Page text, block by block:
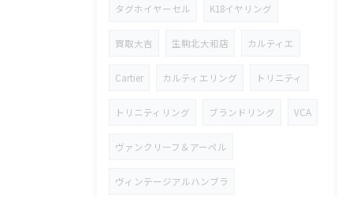
タグホイヤーセル K18イヤリング
買取大吉 生駒北大和店 カルティエ
Cartier カルティエリング トリニティ
トリニティリング ブランドリング VCA
ヴァンクリーフ＆アーペル
ヴィンテージアルハンブラ